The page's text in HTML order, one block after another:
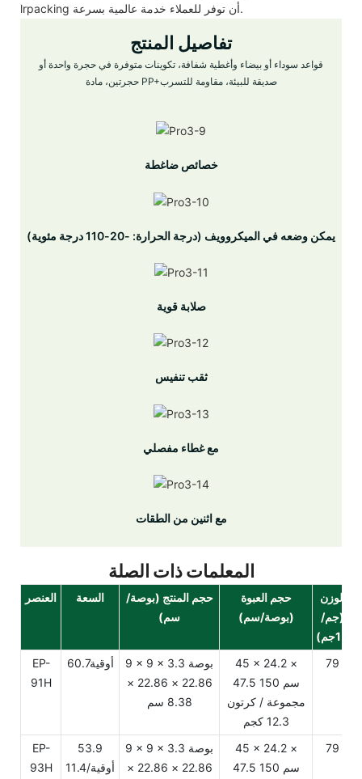
lrpacking أن توفر للعملاء خدمة عالمية بسرعة.
تفاصيل المنتج
قواعد سوداء أو بيضاء وأغطية شفافة، تكوينات متوفرة في حجرة واحدة أو
حجرتين، مادة PP+صديقة للبيئة، مقاومة للتسرب
خصائص ضاغطة
يمكن وضعه في الميكروويف (درجة الحرارة: -20-110 درجة مئوية)
صلابة قوية
ثقب تنفيس
مع غطاء مفصلي
مع اثنين من الطقات
المعلمات ذات الصلة
العنصر السعة
حجم المنتج (بوصة/
سم)
حجم العبوة
(بوصة/سم)
الوزن
(جم/
EP-
91H
أوقية60.7
9 × 9 × 3.3 بوصة
22.86 × 22.86 ×
8.38 سم
45 × 24.2 ×
47.5 سم 150
مجموعة / كرتون
12.3 كجم
79
EP-
93H
53.9
أوقية/11.4
9 × 9 × 3.3 بوصة
22.86 × 22.86 ×
45 × 24.2 ×
47.5 سم 150
79